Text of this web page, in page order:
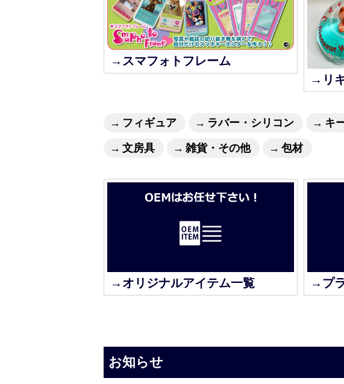
→スマフォトフレーム
→リ
フィギュア ラバー・シリコン キ
文房具 雑貨・その他 包材
→オリジナルアイテム一覧 →プ
お知らせ